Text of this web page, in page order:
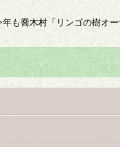
年も喬木村「リンゴの樹オ